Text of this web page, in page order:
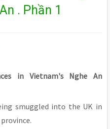
. Phần 1
in Vietnam's Nghe An
smuggled into the UK in